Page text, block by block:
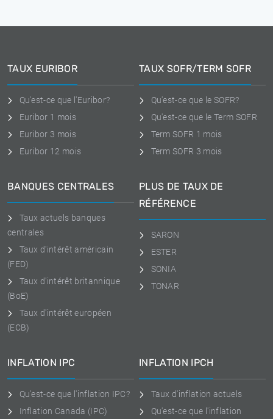
TAUX EURIBOR
Qu'est-ce que l'Euribor?
Euribor 1 mois
Euribor 3 mois
Euribor 12 mois
TAUX SOFR/TERM SOFR
Qu'est-ce que le SOFR?
Qu'est-ce que le Term SOFR
Term SOFR 1 mois
Term SOFR 3 mois
BANQUES CENTRALES
Taux actuels banques
centrales
Taux d'intérêt américain
(FED)
Taux d'intérêt britannique
(BoE)
Taux d'intérêt européen
(ECB)
PLUS DE TAUX DE
RÉFÉRENCE
SARON
ESTER
SONIA
TONAR
INFLATION IPC
Qu'est-ce que l'inflation IPC?
Inflation Canada (IPC)
INFLATION IPCH
Taux d'inflation actuels
Qu'est-ce que l'inflation